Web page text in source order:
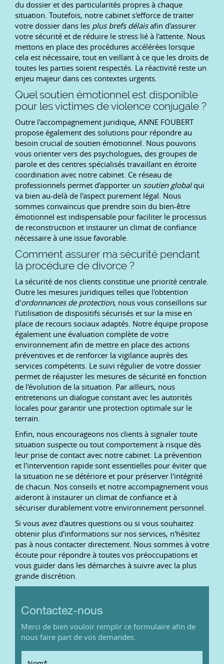
du dossier et des particularités propres à chaque
situation. Toutefois, notre cabinet s'efforce de traiter
votre dossier dans les plus brefs délaisafin d'assurer
votre sécurité et de réduire le stress lié à l'attente. Nous
mettons en place des procédures accélérées lorsque
cela est nécessaire, tout en veillant à ce que les droits de
toutes les parties soient respectés. La réactivité reste un
enjeu majeur dans ces contextes urgents.
Quel soutien émotionnel est disponible
pour les victimes de violence conjugale ?
Outre l'accompagnement juridique, ANNE FOUBERT
propose également des solutions pour répondre au
besoin crucial de soutien émotionnel. Nous pouvons
vous orienter vers des psychologues, des groupes de
parole et des centres spécialisés travaillant en étroite
coordination avec notre cabinet. Ce réseau de
professionnels permet d'apporter un soutien globalqui
va bien au-delà de l'aspect purement légal. Nous
sommes convaincus que prendre soin du bien-être
émotionnel est indispensable pour faciliter le processus
de reconstruction et instaurer un climat de confiance
nécessaire à une issue favorable.
Comment assurer ma sécurité pendant
la procédure de divorce ?
La sécurité de nos clients constitue une priorité centrale.
Outre les mesures juridiques telles que l'obtention
d'ordonnances de protection, nous vous conseillons sur
l'utilisation de dispositifs sécurisés et sur la mise en
place de recours sociaux adaptés. Notre équipe propose
également une évaluation complète de votre
environnement afin de mettre en place des actions
préventives et de renforcer la vigilance auprès des
services compétents. Le suivi régulier de votre dossier
permet de réajuster les mesures de sécurité en fonction
de l'évolution de la situation. Par ailleurs, nous
entretenons un dialogue constant avec les autorités
locales pour garantir une protection optimale sur le
terrain.
Enfin, nous encourageons nos clients à signaler toute
situation suspecte ou tout comportement à risque dès
leur prise de contact avec notre cabinet. La prévention
et l'intervention rapide sont essentielles pour éviter que
la situation ne se détériore et pour préserver l'intégrité
de chacun. Nos conseils et notre accompagnement vous
aideront à instaurer un climat de confiance et à
sécuriser durablement votre environnement personnel.
Si vous avez d'autres questions ou si vous souhaitez
obtenir plus d'informations sur nos services, n'hésitez
pas à nous contacter directement. Nous sommes à votre
écoute pour répondre à toutes vos préoccupations et
vous guider dans les démarches à suivre avec la plus
grande discrétion.
Contactez-nous
Merci de bien vouloir remplir ce formulaire afin de
nous faire part de vos demandes.